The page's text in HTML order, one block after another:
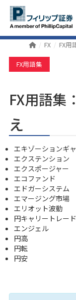
FX FX用
FX用語集
FX用語集
え
エキゾーションギ
エクステンション
エクスポージャー
エコファンド
エドガーシステム
エマージング市場
エリオット波動
円キャリートレード
エンジェル
円高
円転
円安